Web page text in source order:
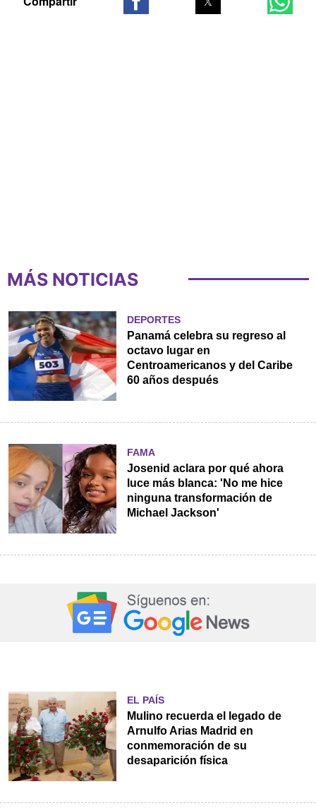
MÁS NOTICIAS
DEPORTES
Panamá celebra su regreso al
octavo lugar en
Centroamericanos y del Caribe
60 años después
FAMA
Josenid aclara por qué ahora
luce más blanca: 'No me hice
ninguna transformación de
Michael Jackson'
EL PAÍS
Mulino recuerda el legado de
Arnulfo Arias Madrid en
conmemoración de su
desaparición física